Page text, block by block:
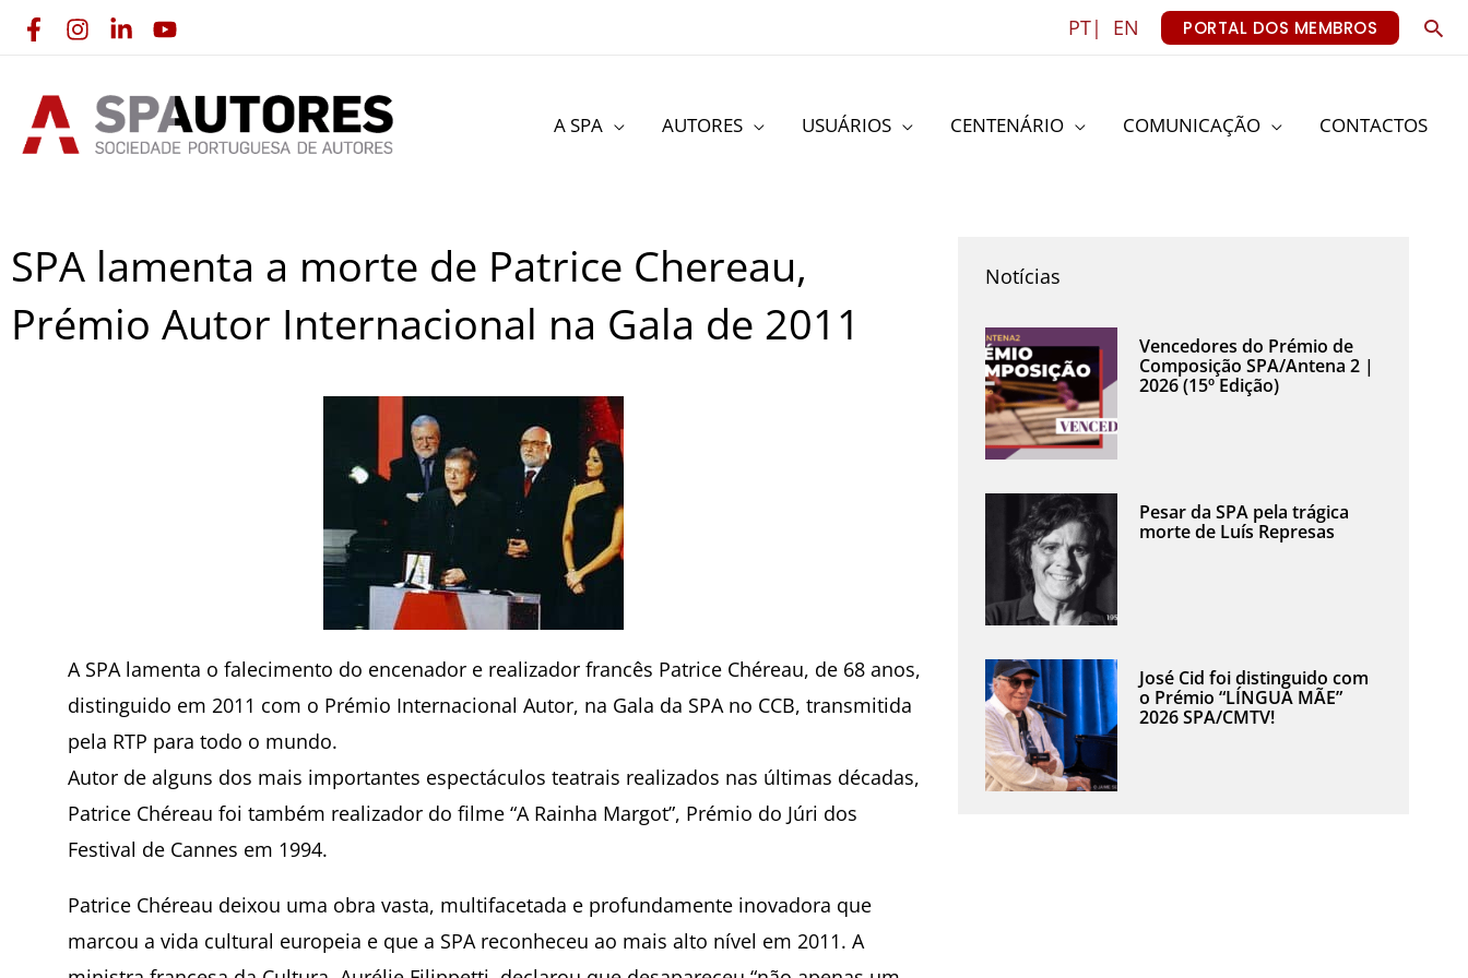
Skip
content
PT| EN PORTAL DOS MEMBROS
A SPA AUTORES USUÁRIOS CENTENÁRIO COMUNICAÇÃO CONTACTOS
SPA lamenta a morte de Patrice Chereau,
Prémio Autor Internacional na Gala de 2011
A SPA lamenta o falecimento do encenador e realizador francês Patrice Chéreau, de 68 anos,
distinguido em 2011 com o Prémio Internacional Autor, na Gala da SPA no CCB, transmitida
pela RTP para todo o mundo.
Autor de alguns dos mais importantes espectáculos teatrais realizados nas últimas décadas,
Patrice Chéreau foi também realizador do filme “A Rainha Margot”, Prémio do Júri dos
Festival de Cannes em 1994.
Patrice Chéreau deixou uma obra vasta, multifacetada e profundamente inovadora que
marcou a vida cultural europeia e que a SPA reconheceu ao mais alto nível em 2011. A
Notícias
Vencedores do Prémio de
Composição SPA/Antena 2 |
2026 (15º Edição)
Pesar da SPA pela trágica
morte de Luís Represas
José Cid foi distinguido com
o Prémio “LÍNGUA MÃE”
2026 SPA/CMTV!